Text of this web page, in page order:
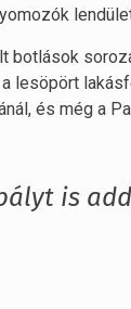
botlások
lesöpört
és még a
is